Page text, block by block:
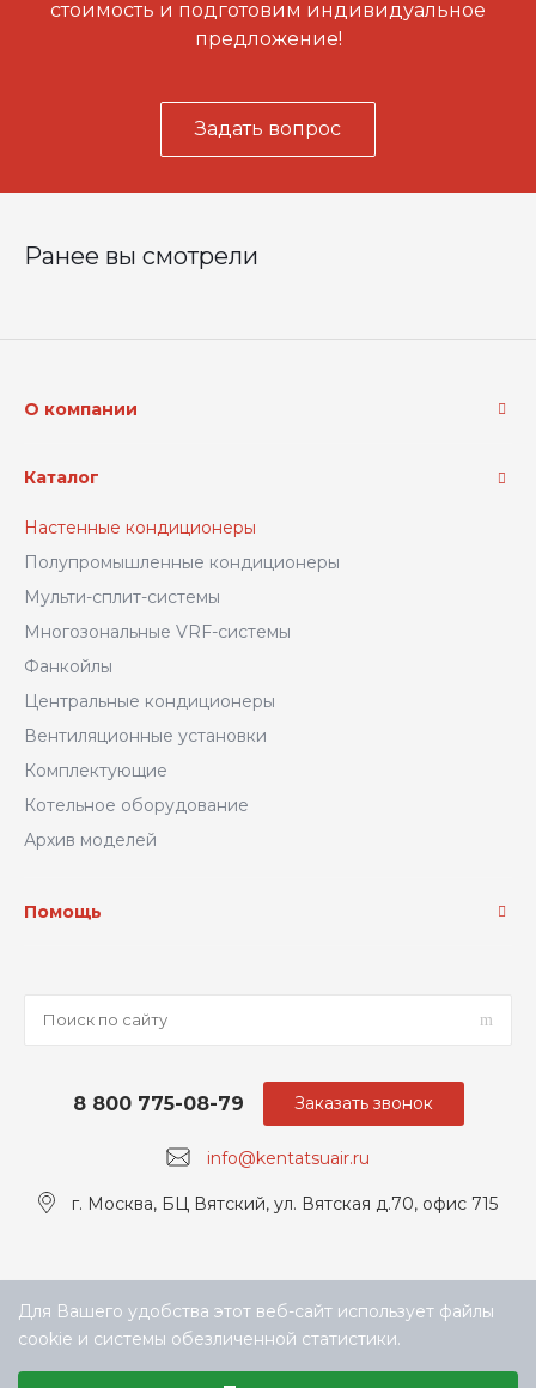
стоимость и подготовим индивидуальное
предложение!
Задать вопрос
Ранее вы смотрели
О компании
Каталог
Настенные кондиционеры
Полупромышленные кондиционеры
Мульти-сплит-системы
Многозональные VRF-системы
Фанкойлы
Центральные кондиционеры
Вентиляционные установки
Комплектующие
Котельное оборудование
Архив моделей
Помощь
info@kentatsuair.ru
8 800 775-08-79
г. Москва, БЦ Вятский, ул. Вятская д.70, офис 715
Заказать звонок
Для Вашего удобства этот веб-сайт использует файлы
cookie и системы обезличенной статистики.